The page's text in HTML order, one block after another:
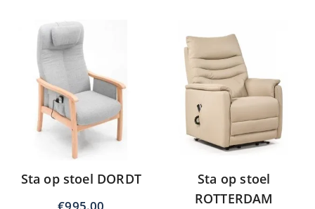
Sta op stoel DORDT
Sta op stoel
ROTTERDAM